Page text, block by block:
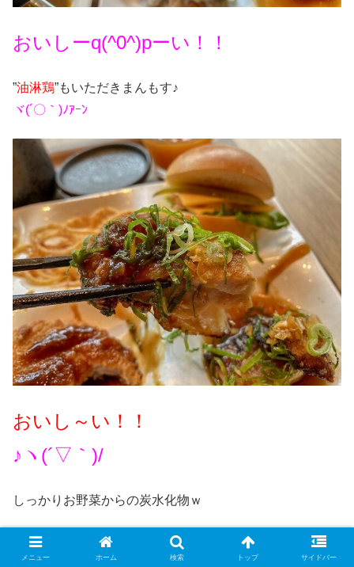
おいしーq(^0^)pーい！！
”油淋鶏”もいただきまんもす♪
ヾ(´〇｀)ﾉｱｰﾝ
おいし～い！！
♪ヽ(´▽｀)/
しっかりお野菜からの炭水化物ｗ
メニュー ホーム 検索 トップ サイドバー